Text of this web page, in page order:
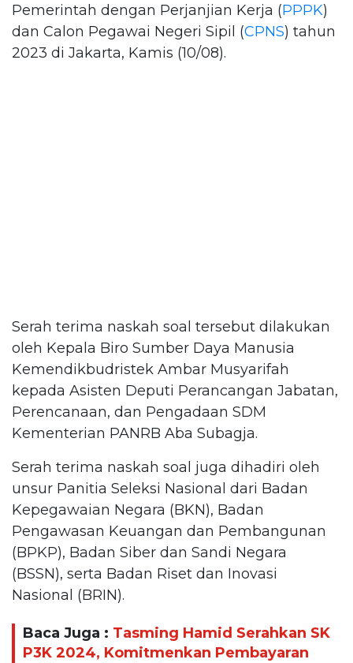
Pemerintah dengan Perjanjian Kerja (PPPK)
dan Calon Pegawai Negeri Sipil (CPNS) tahun
2023 di Jakarta, Kamis (10/08).
Serah terima naskah soal tersebut dilakukan
oleh Kepala Biro Sumber Daya Manusia
Kemendikbudristek Ambar Musyarifah
kepada Asisten Deputi Perancangan Jabatan,
Perencanaan, dan Pengadaan SDM
Kementerian PANRB Aba Subagja.
Serah terima naskah soal juga dihadiri oleh
unsur Panitia Seleksi Nasional dari Badan
Kepegawaian Negara (BKN), Badan
Pengawasan Keuangan dan Pembangunan
(BPKP), Badan Siber dan Sandi Negara
(BSSN), serta Badan Riset dan Inovasi
Nasional (BRIN).
Baca Juga : Tasming Hamid Serahkan SK
P3K 2024, Komitmenkan Pembayaran